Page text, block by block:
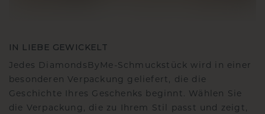
IN LIEBE GEWICKELT
Jedes DiamondsByMe-Schmuckstück wird in einer
besonderen Verpackung geliefert, die die
Geschichte Ihres Geschenks beginnt. Wählen Sie
die Verpackung, die zu Ihrem Stil passt und zeigt,